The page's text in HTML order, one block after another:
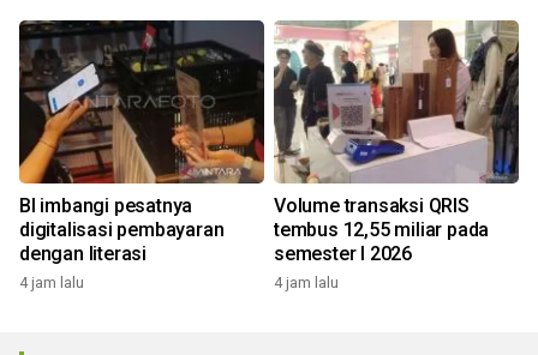
BI imbangi pesatnya
digitalisasi pembayaran
dengan literasi
4 jam lalu
Volume transaksi QRIS
tembus 12,55 miliar pada
semester I 2026
4 jam lalu